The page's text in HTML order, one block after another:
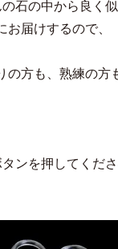
石の中から良く
届けするので、
方も、熟練の方
ンを押してくださ